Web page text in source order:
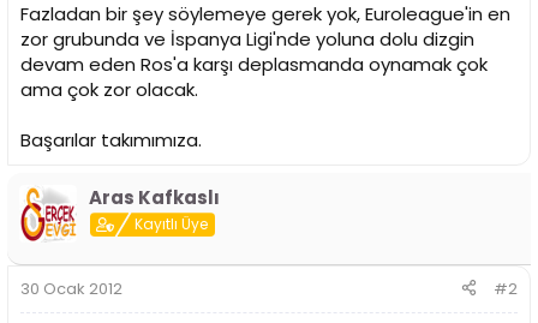
Fazladan bir şey söylemeye gerek yok, Euroleague'in en
zor grubunda ve İspanya Ligi'nde yoluna dolu dizgin
devam eden Ros'a karşı deplasmanda oynamak çok
ama çok zor olacak.
Başarılar takımımıza.
Aras Kafkaslı
Kayıtlı Üye
30 Ocak 2012 #2